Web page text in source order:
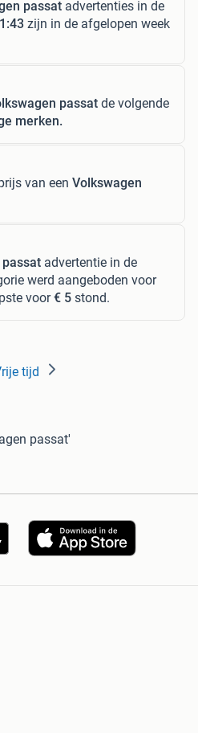
passat advertenties in de
zijn in de afgelopen week
passat de volgende
merken.
van een Volkswagen
advertentie in de
werd aangeboden voor
voor€ 5 stond.
tijd
passat'